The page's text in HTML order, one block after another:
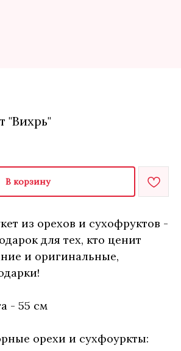
"Вихрь"
В корзину
из орехов и сухофруктов -
для тех, кто ценит
и оригинальные,
- 55 см
орехи и сухфоуркты: